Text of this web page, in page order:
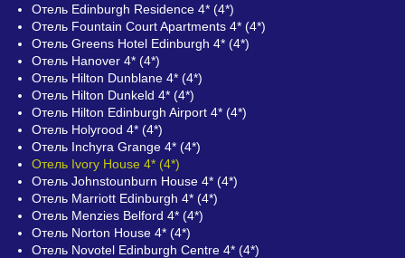
Отель Edinburgh Residence 4* (4*)
Отель Fountain Court Apartments 4* (4*)
Отель Greens Hotel Edinburgh 4* (4*)
Отель Hanover 4* (4*)
Отель Hilton Dunblane 4* (4*)
Отель Hilton Dunkeld 4* (4*)
Отель Hilton Edinburgh Airport 4* (4*)
Отель Holyrood 4* (4*)
Отель Inchyra Grange 4* (4*)
Отель Ivory House 4* (4*)
Отель Johnstounburn House 4* (4*)
Отель Marriott Edinburgh 4* (4*)
Отель Menzies Belford 4* (4*)
Отель Norton House 4* (4*)
Отель Novotel Edinburgh Centre 4* (4*)